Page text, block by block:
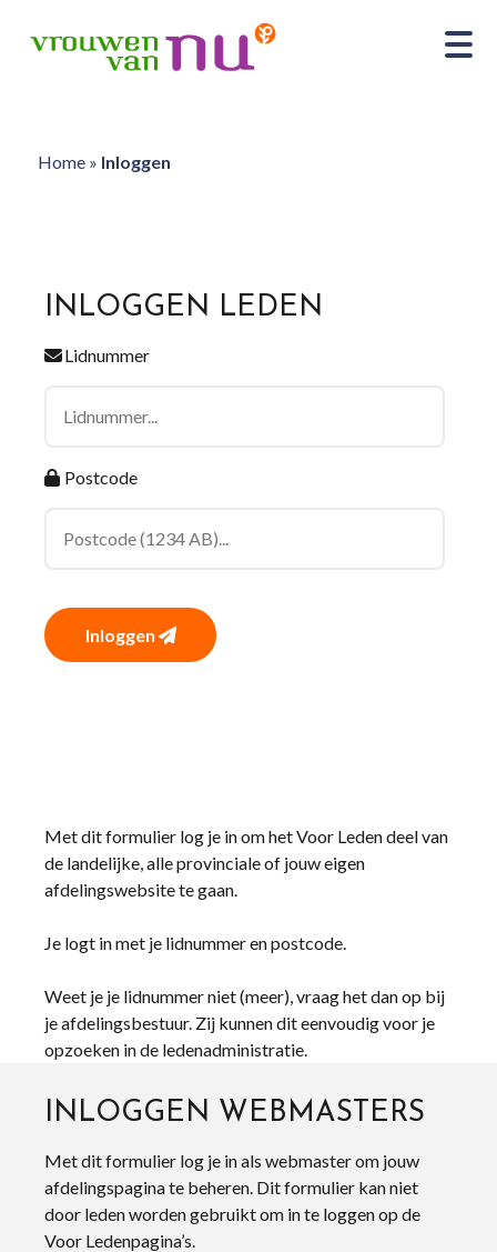
Home» Inloggen
INLOGGEN LEDEN
Lidnummer
Postcode
Inloggen
Met dit formulier log je in om het Voor Leden deel van
de landelijke, alle provinciale of jouw eigen
afdelingswebsite te gaan.
Je logt in met je lidnummer en postcode.
Weet je je lidnummer niet (meer), vraag het dan op bij
je afdelingsbestuur. Zij kunnen dit eenvoudig voor je
opzoeken in de ledenadministratie.
INLOGGEN WEBMASTERS
Met dit formulier log je in als webmaster om jouw
afdelingspagina te beheren. Dit formulier kan niet
door leden worden gebruikt om in te loggen op de
Voor Ledenpagina’s.